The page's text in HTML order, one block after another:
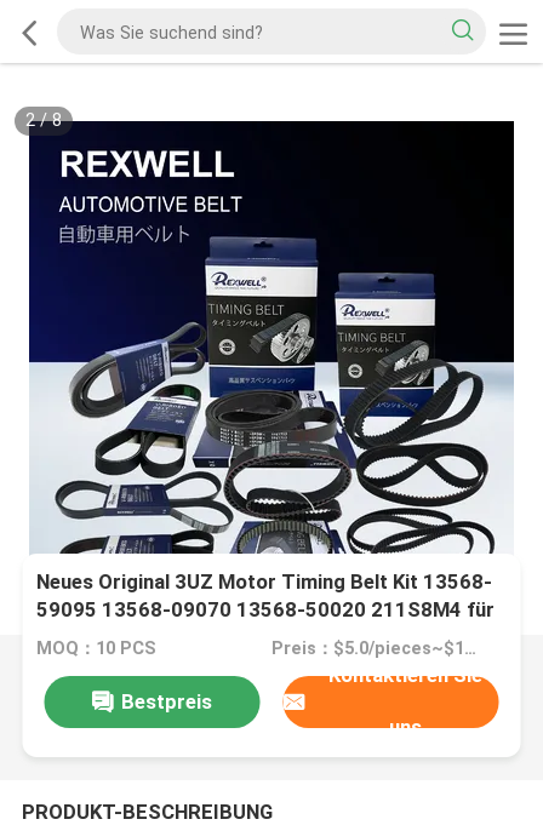
2/8
Neues Original 3UZ Motor Timing Belt Kit 13568-
59095 13568-09070 13568-50020 211S8M4 für
den TOYOTA LAND CRUISER LEXUS LX470 1UR
MOQ：10 PCS Preis：$5.0/pieces~$10.0pieces
Bestpreis
Kontaktieren Sie
uns
PRODUKT-BESCHREIBUNG